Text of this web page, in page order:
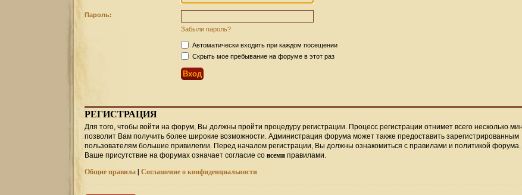
Пароль:
Забыли пароль?
Автоматически входить при каждом посещении
Скрыть мое пребывание на форуме в этот раз
РЕГИСТРАЦИЯ
Для того, чтобы войти на форум, Вы должны пройти процедуру регистрации. Процесс регистрации отнимет всего несколько
позволит Вам получить более широкие возможности. Администрация форума может также предоставить зарегистрированным
пользователям большие привилегии. Перед началом регистрации, Вы должны ознакомиться с правилами и политикой
Ваше присутствие на форумах означает согласие со всеми правилами.
Общие правила| Соглашение о конфиденциальности